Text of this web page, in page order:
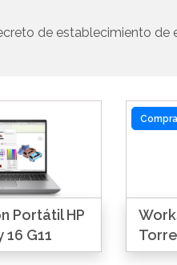
de establecimiento de
Portátil HP
G11